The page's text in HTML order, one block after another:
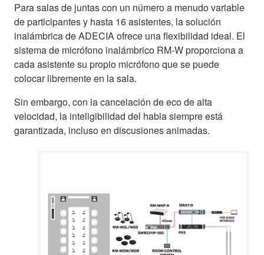
Para salas de juntas con un número a menudo variable
de participantes y hasta 16 asistentes, la solución
inalámbrica de ADECIA ofrece una flexibilidad ideal. El
sistema de micrófono inalámbrico RM-W proporciona a
cada asistente su propio micrófono que se puede
colocar libremente en la sala.
Sin embargo, con la cancelación de eco de alta
velocidad, la inteligibilidad del habla siempre está
garantizada, incluso en discusiones animadas.